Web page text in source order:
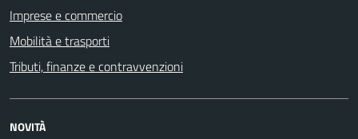
Imprese e commercio
Mobilità e trasporti
Tributi, finanze e contravvenzioni
NOVITÀ